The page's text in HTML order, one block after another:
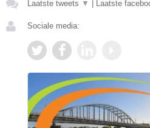
Laatste tweets ▼ Laatste
Sociale media: